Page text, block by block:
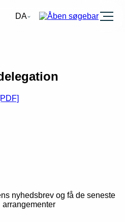
DA Burger
nyhedsbrev og få de seneste